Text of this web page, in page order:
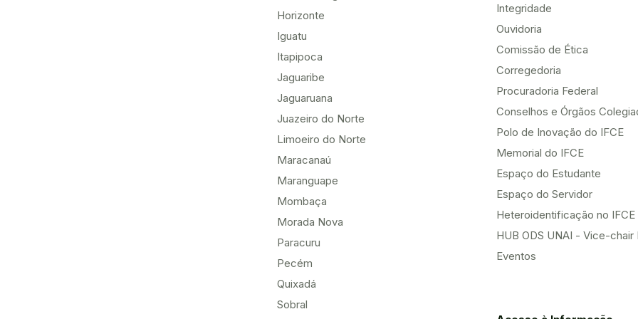
Horizonte
Iguatu
Itapipoca
Jaguaribe
Jaguaruana
Juazeiro do Norte
Limoeiro do Norte
Maracanaú
Maranguape
Mombaça
Morada Nova
Paracuru
Pecém
Quixadá
Sobral
Integridade
Ouvidoria
Comissão de Ética
Corregedoria
Procuradoria Federal
Conselhos e Órgãos
Polo de Inovação do IFCE
Memorial do IFCE
Espaço do Estudante
Espaço do Servidor
Heteroidentificação no IFCE
HUB ODS UNAI - Vice-chair
Eventos